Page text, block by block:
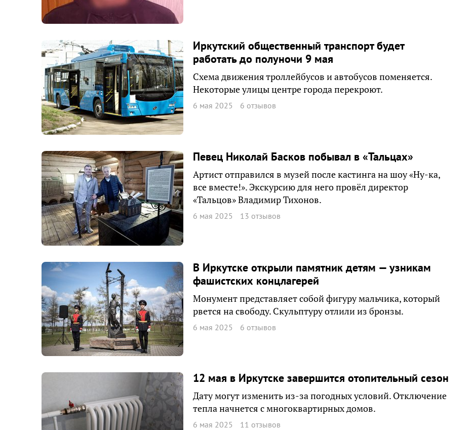
Иркутский общественный транспорт будет
работать до полуночи 9 мая
Схема движения троллейбусов и автобусов поменяется.
Некоторые улицы центре города перекроют.
6 мая 2025 6 отзывов
Певец Николай Басков побывал в «Тальцах»
Артист отправился в музей после кастинга на шоу «Ну-ка,
все вместе!». Экскурсию для него провёл директор
«Тальцов» Владимир Тихонов.
6 мая 2025 13 отзывов
В Иркутске открыли памятник детям — узникам
фашистских концлагерей
Монумент представляет собой фигуру мальчика, который
рвется на свободу. Скульптуру отлили из бронзы.
6 мая 2025 6 отзывов
12 мая в Иркутске завершится отопительный сезон
Дату могут изменить из-за погодных условий. Отключение
тепла начнется с многоквартирных домов.
6 мая 2025 11 отзывов